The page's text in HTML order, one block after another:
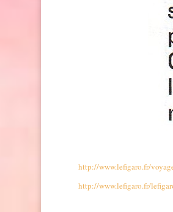
http://www.lefigaro.fr/
http://www.lefigaro.fr/